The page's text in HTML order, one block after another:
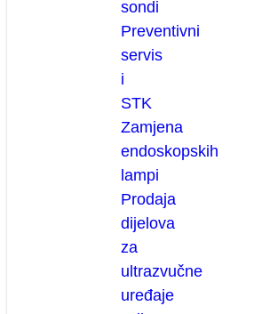
sondi
Preventivni
servis
i
STK
Zamjena
endoskopskih
lampi
Prodaja
dijelova
za
ultrazvučne
uređaje